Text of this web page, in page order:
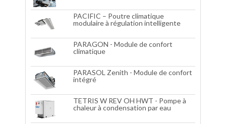
PACIFIC – Poutre climatique
modulaire à régulation intelligente
PARAGON - Module de confort
climatique
PARASOL Zenith - Module de confort
intégré
TETRIS W REV OH HWT - Pompe à
chaleur à condensation par eau